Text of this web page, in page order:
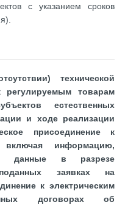
с указанием сроков
технической
регулируемым товарам
естественных
и ходе реализации
присоединение к
включая информацию,
данные в разрезе
заявках на
к электрическим
договорах об